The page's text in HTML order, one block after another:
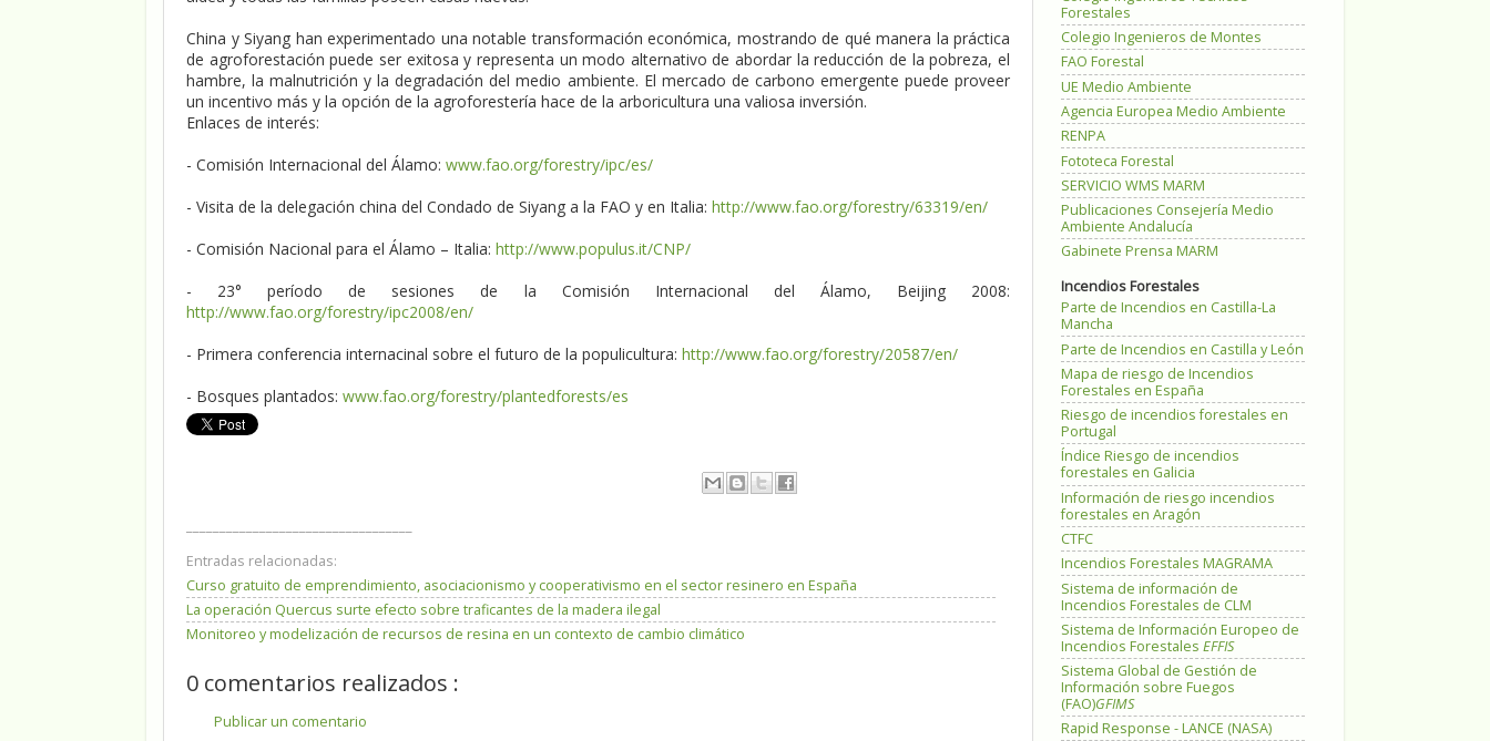
China y Siyang han experimentado una notable transformación económica, mostrando de qué manera la práctica
de agroforestación puede ser exitosa y representa un modo alternativo de abordar la reducción de la pobreza, el
hambre, la malnutrición y la degradación del medio ambiente. El mercado de carbono emergente puede proveer
un incentivo más y la opción de la agroforestería hace de la arboricultura una valiosa inversión.
Enlaces de interés:
- Comisión Internacional del Álamo: www.fao.org/forestry/ipc/es/
- Visita de la delegación china del Condado de Siyang a la FAO y en Italia: http://www.fao.org/forestry/63319/en/
- Comisión Nacional para el Álamo – Italia: http://www.populus.it/CNP/
- 23° período de sesiones de la Comisión Internacional del Álamo, Beijing 2008:
http://www.fao.org/forestry/ipc2008/en/
- Primera conferencia internacinal sobre el futuro de la populicultura: http://www.fao.org/forestry/20587/en/
- Bosques plantados: www.fao.org/forestry/plantedforests/es
Entradas relacionadas:
Curso gratuito de emprendimiento, asociacionismo y cooperativismo en el sector resinero en España
La operación Quercus surte efecto sobre traficantes de la madera ilegal
Monitoreo y modelización de recursos de resina en un contexto de cambio climático
0 comentarios realizados :
Publicar un comentario
Forestales
Colegio Ingenieros de Montes
FAO Forestal
UE Medio Ambiente
Agencia Europea Medio Ambiente
RENPA
Fototeca Forestal
SERVICIO WMS MARM
Publicaciones Consejería Medio
Ambiente Andalucía
Gabinete Prensa MARM
Incendios Forestales
Parte de Incendios en Castilla-La
Mancha
Parte de Incendios en Castilla y León
Mapa de riesgo de Incendios
Forestales en España
Riesgo de incendios forestales en
Portugal
Índice Riesgo de incendios
forestales en Galicia
Información de riesgo incendios
forestales en Aragón
CTFC
Incendios Forestales MAGRAMA
Sistema de información de
Incendios Forestales de CLM
Sistema de Información Europeo de
Incendios Forestales EFFIS
Sistema Global de Gestión de
Información sobre Fuegos
(FAO)GFIMS
Rapid Response - LANCE (NASA)